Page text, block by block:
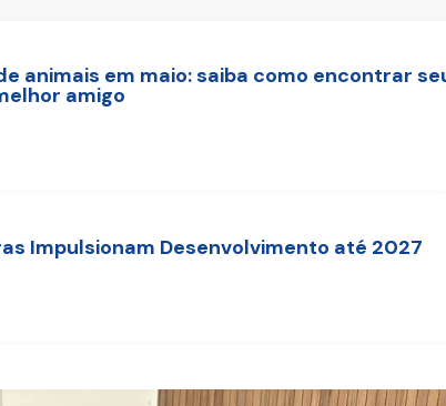
animais em maio: saiba como encontrar
amigo
Impulsionam Desenvolvimento até 2027